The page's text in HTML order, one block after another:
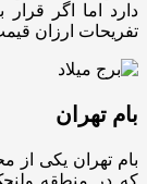
دارد اما اگر
تفریحات ارزان
بام تهران
بام تهران یکی
که در منطقه